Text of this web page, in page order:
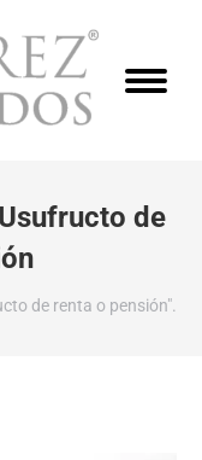
Usufructo de
de renta o pensión".